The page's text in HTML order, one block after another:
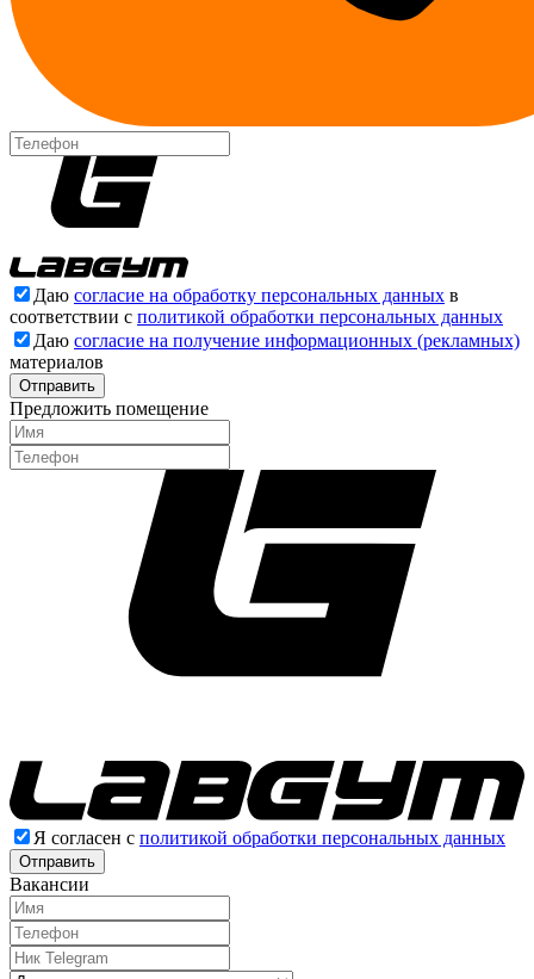
Даю согласие на обработку персональных данных в
соответствии с политикой обработки персональных данных
Даю согласие на получение информационных (рекламных)
материалов
Отправить
Предложить помещение
Я согласен с политикой обработки персональных данных
Отправить
Вакансии